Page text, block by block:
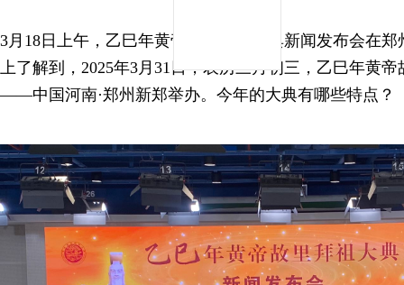
3月18日上午，乙巳年黄帝故里拜祖大典新闻发布会在
上了解到，2025年3月31日，农历三月初三，乙巳年黄
——中国河南·郑州新郑举办。今年的大典有哪些特点？